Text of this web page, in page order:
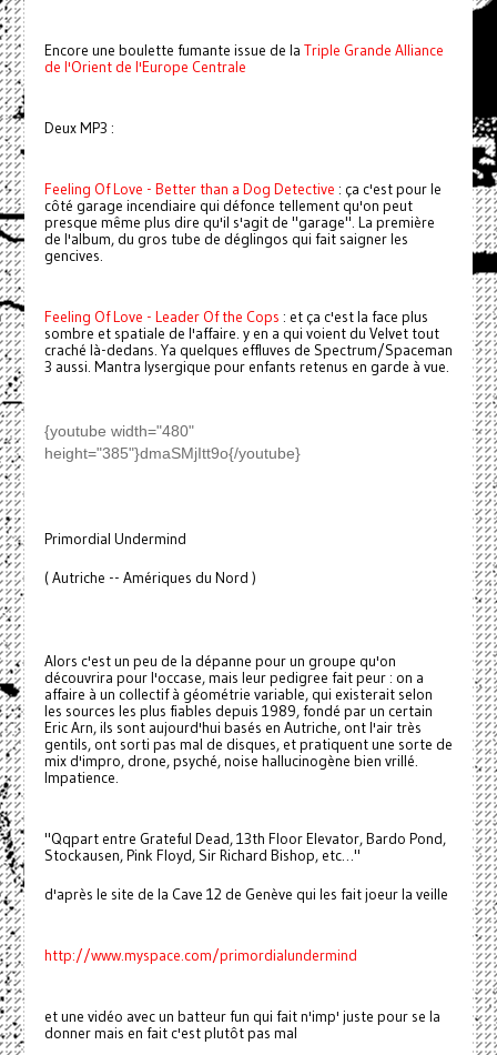
Encore une boulette fumante issue de la Triple Grande Alliance
de l'Orient de l'Europe Centrale
Deux MP3 :
Feeling Of Love - Better than a Dog Detective : ça c'est pour le
côté garage incendiaire qui défonce tellement qu'on peut
presque même plus dire qu'il s'agit de "garage". La première
de l'album, du gros tube de déglingos qui fait saigner les
gencives.
Feeling Of Love - Leader Of the Cops : et ça c'est la face plus
sombre et spatiale de l'affaire. y en a qui voient du Velvet tout
craché là-dedans. Ya quelques effluves de Spectrum/Spaceman
3 aussi. Mantra lysergique pour enfants retenus en garde à vue.
{youtube width="480"
height="385"}dmaSMjItt9o{/youtube}
Primordial Undermind
( Autriche -- Amériques du Nord )
Alors c'est un peu de la dépanne pour un groupe qu'on
découvrira pour l'occase, mais leur pedigree fait peur : on a
affaire à un collectif à géométrie variable, qui existerait selon
les sources les plus fiables depuis 1989, fondé par un certain
Eric Arn, ils sont aujourd'hui basés en Autriche, ont l'air très
gentils, ont sorti pas mal de disques, et pratiquent une sorte de
mix d'impro, drone, psyché, noise hallucinogène bien vrillé.
Impatience.
"Qqpart entre Grateful Dead, 13th Floor Elevator, Bardo Pond,
Stockausen, Pink Floyd, Sir Richard Bishop, etc…"
d'après le site de la Cave 12 de Genève qui les fait joeur la veille
http://www.myspace.com/primordialundermind
et une vidéo avec un batteur fun qui fait n'imp' juste pour se la
donner mais en fait c'est plutôt pas mal